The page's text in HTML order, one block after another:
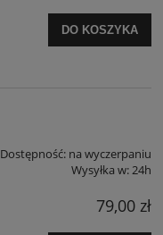
DO KOSZYKA
Dostępność: na wyczerpaniu
Wysyłka w:24h
79,00 zł